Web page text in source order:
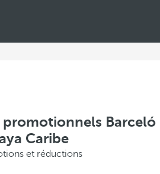
promotionnels Barceló
Caribe
et réductions